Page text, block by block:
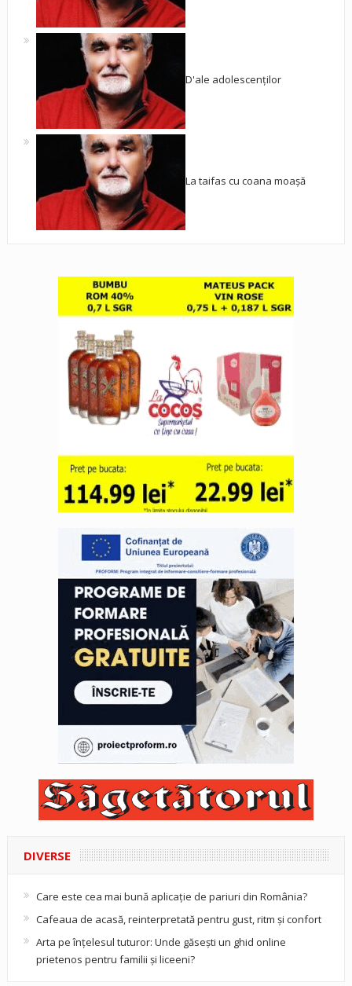
D'ale adolescenților
La taifas cu coana moașă
DIVERSE
Care este cea mai bună aplicație de pariuri din România?
Cafeaua de acasă, reinterpretată pentru gust, ritm și confort
Arta pe înțelesul tuturor: Unde găsești un ghid online
prietenos pentru familii și liceeni?